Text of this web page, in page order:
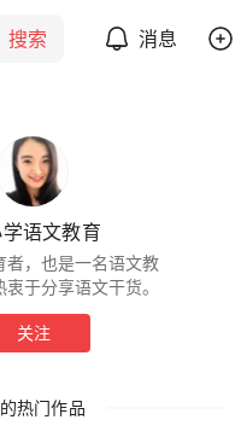
搜索 消息
语文教育
者，也是一名语文教
于分享语文干货。
关注
热门作品